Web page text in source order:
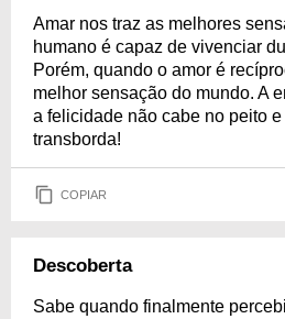
Amar nos traz as melhores
humano é capaz de vivenciar
Porém, quando o amor é
melhor sensação do mundo. A
a felicidade não cabe no peito e
transborda!
COPIAR
Descoberta
Sabe quando finalmente